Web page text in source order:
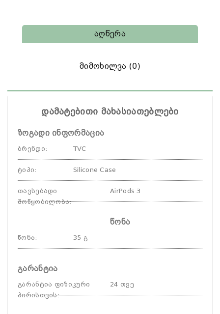
Აღწერა
Მიმოხილვა (0)
დამატებითი მახასიათებლები
ზოგადი ინფორმაცია
ბრენდი: TVC
ტიპი: Silicone Case
თავსებადი
მოწყობილობა:
AirPods 3
წონა
წონა: 35 გ
გარანტია
გარანტია ფიზიკური
პირისთვის:
24 თვე